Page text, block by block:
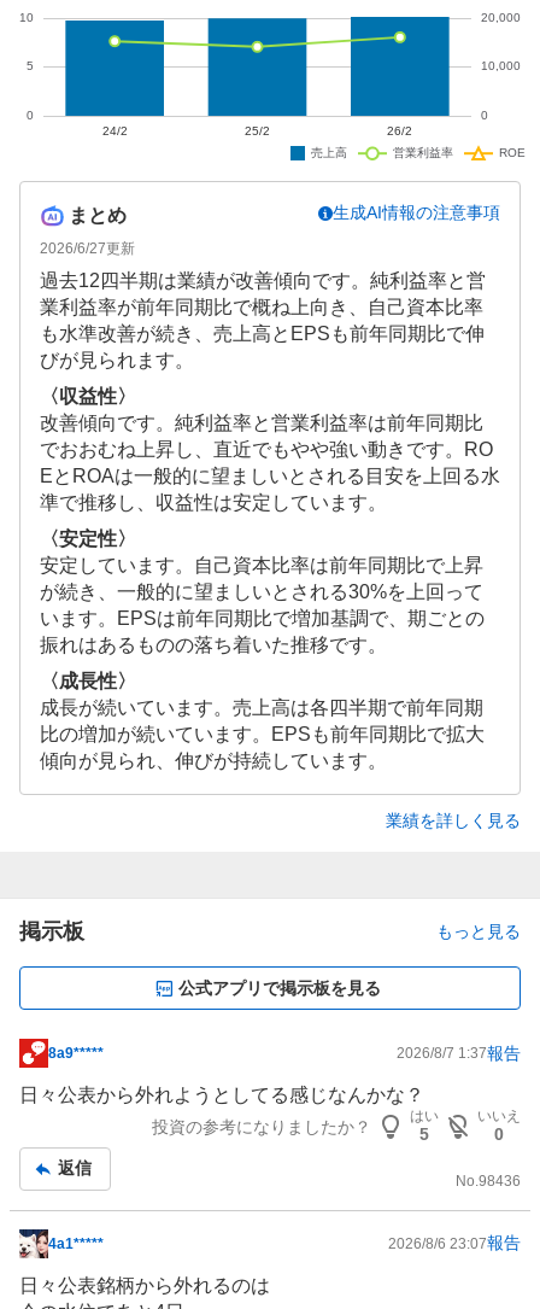
まとめ
2026/6/27更新
生成AI情報の注意事項
過去12四半期は業績が改善傾向です。純利益率と営
業利益率が前年同期比で概ね上向き、自己資本比率
も水準改善が続き、売上高とEPSも前年同期比で伸
びが見られます。
〈収益性〉
改善傾向です。純利益率と営業利益率は前年同期比
でおおむね上昇し、直近でもやや強い動きです。RO
EとROAは一般的に望ましいとされる目安を上回る水
準で推移し、収益性は安定しています。
〈安定性〉
安定しています。自己資本比率は前年同期比で上昇
が続き、一般的に望ましいとされる30%を上回って
います。EPSは前年同期比で増加基調で、期ごとの
振れはあるものの落ち着いた推移です。
〈成長性〉
成長が続いています。売上高は各四半期で前年同期
比の増加が続いています。EPSも前年同期比で拡大
傾向が見られ、伸びが持続しています。
業績を詳しく見る
掲示板 もっと見る
公式アプリで掲示板を見る
掲
示
記
事
8a9***** 2026/8/7 1:37報告
日々公表から外れようとしてる感じなんかな？
投資の参考になりましたか？
はい
5
いいえ
0
返信
No. 98436
掲
示
4a1***** 2026/8/6 23:07報告
日々公表銘柄から外れるのは